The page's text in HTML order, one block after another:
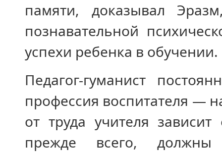
памяти, доказывал
познавательной
успехи ребенка в обучении.
Педагог-гуманист
профессия воспитателя —
от труда учителя
прежде всего, должны